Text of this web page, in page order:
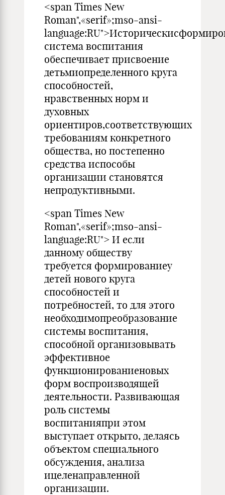
<span Times New
Roman",«serif»;mso-ansi-
система воспитания
обеспечивает присвоение
детьмиопределенного круга
способностей,
нравственных норм и
духовных
ориентиров,соответствующих
требованиям конкретного
общества, но постепенно
средства испособы
организации становятся
непродуктивными.
<span Times New
Roman",«serif»;mso-ansi-
language:RU"> И если
данному обществу
требуется формированиеу
детей нового круга
способностей и
потребностей, то для этого
необходимопреобразование
системы воспитания,
способной организовывать
эффективное
функционированиеновых
форм воспроизводящей
деятельности. Развивающая
роль системы
воспитанияпри этом
выступает открыто, делаясь
объектом специального
обсуждения, анализа
ицеленаправленной
организации.